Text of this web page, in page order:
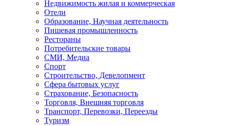
Недвижимость жилая и коммерческая
Отели
Образование, Научная деятельность
Пишевая промышленность
Рестораны
Потребительские товары
СМИ, Медиа
Спорт
Строительство, Девелопмент
Сфера бытовых услуг
Страхование, Безопасность
Торговля, Внешняя торговля
Транспорт, Перевозки, Переезды
Туризм